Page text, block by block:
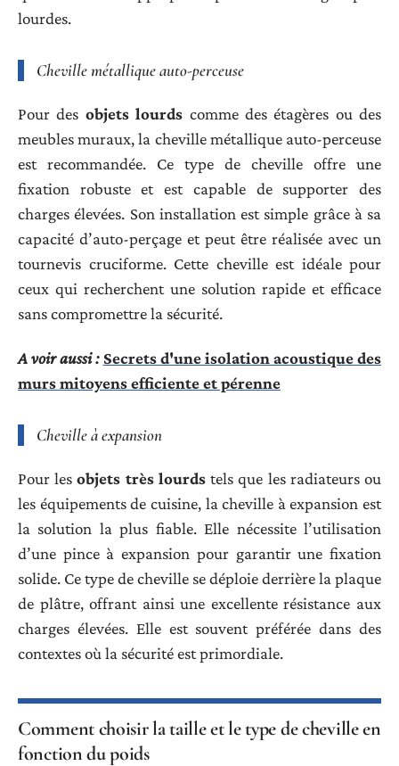
lourdes.
Cheville métallique auto-perceuse
Pour des objets lourds comme des étagères ou des
meubles muraux, la cheville métallique auto-perceuse
est recommandée. Ce type de cheville offre une
fixation robuste et est capable de supporter des
charges élevées. Son installation est simple grâce à sa
capacité d’auto-perçage et peut être réalisée avec un
tournevis cruciforme. Cette cheville est idéale pour
ceux qui recherchent une solution rapide et efficace
sans compromettre la sécurité.
A voir aussi : Secrets d'une isolation acoustique des
murs mitoyens efficiente et pérenne
Cheville à expansion
Pour lesobjets très lourdstels que les radiateurs ou
les équipements de cuisine, la cheville à expansion est
la solution la plus fiable. Elle nécessite l’utilisation
d’une pince à expansion pour garantir une fixation
solide. Ce type de cheville se déploie derrière la plaque
de plâtre, offrant ainsi une excellente résistance aux
charges élevées. Elle est souvent préférée dans des
contextes où la sécurité est primordiale.
Comment choisir la taille et le type de cheville en
fonction du poids